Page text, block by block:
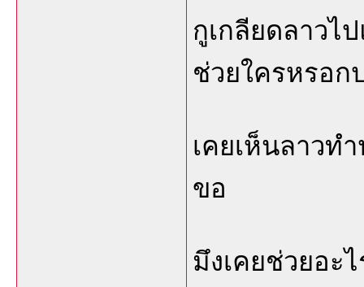
กูเกลียดลาวไ
ช่วยใครหรอก
เคยเห็นลาวท
ขอ
มึงเคยช่วยอะ